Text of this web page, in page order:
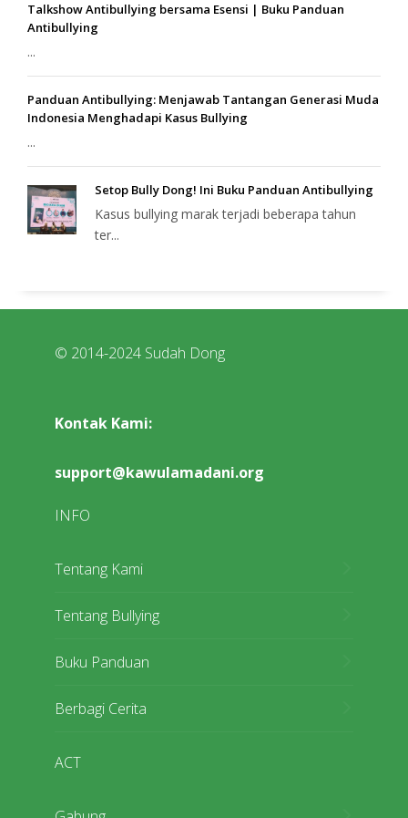
Talkshow Antibullying bersama Esensi | Buku Panduan
Antibullying
...
Panduan Antibullying: Menjawab Tantangan Generasi Muda
Indonesia Menghadapi Kasus Bullying
...
Setop Bully Dong! Ini Buku Panduan Antibullying
Kasus bullying marak terjadi beberapa tahun
ter...
© 2014-2024 Sudah Dong
Kontak Kami:
support@kawulamadani.org
INFO
Tentang Kami
Tentang Bullying
Buku Panduan
Berbagi Cerita
ACT